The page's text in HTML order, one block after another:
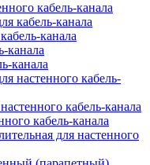
кабель-канала
кабель-канала
канала
канала
канала
настенного кабель-
кабель-канала
кабель-канала
для настенного